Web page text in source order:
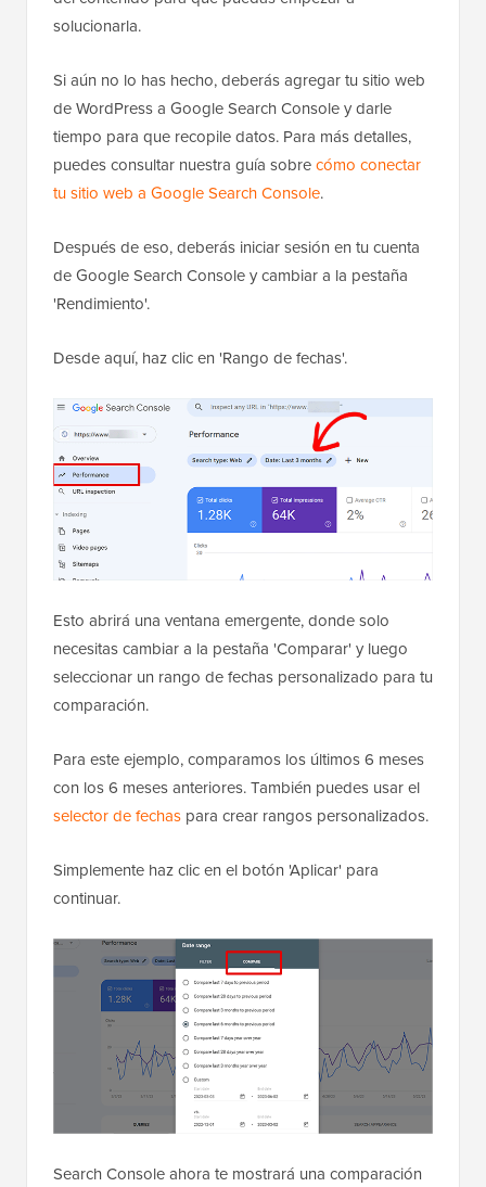
solucionarla.
Si aún no lo has hecho, deberás agregar tu sitio web
de WordPress a Google Search Console y darle
tiempo para que recopile datos. Para más detalles,
puedes consultar nuestra guía sobrecómo conectar
tu sitio web a Google Search Console.
Después de eso, deberás iniciar sesión en tu cuenta
de Google Search Console y cambiar a la pestaña
'Rendimiento'.
Desde aquí, haz clic en 'Rango de fechas'.
Esto abrirá una ventana emergente, donde solo
necesitas cambiar a la pestaña 'Comparar' y luego
seleccionar un rango de fechas personalizado para tu
comparación.
Para este ejemplo, comparamos los últimos 6 meses
con los 6 meses anteriores. También puedes usar el
selector de fechas para crear rangos personalizados.
Simplemente haz clic en el botón 'Aplicar' para
continuar.
Search Console ahora te mostrará una comparación